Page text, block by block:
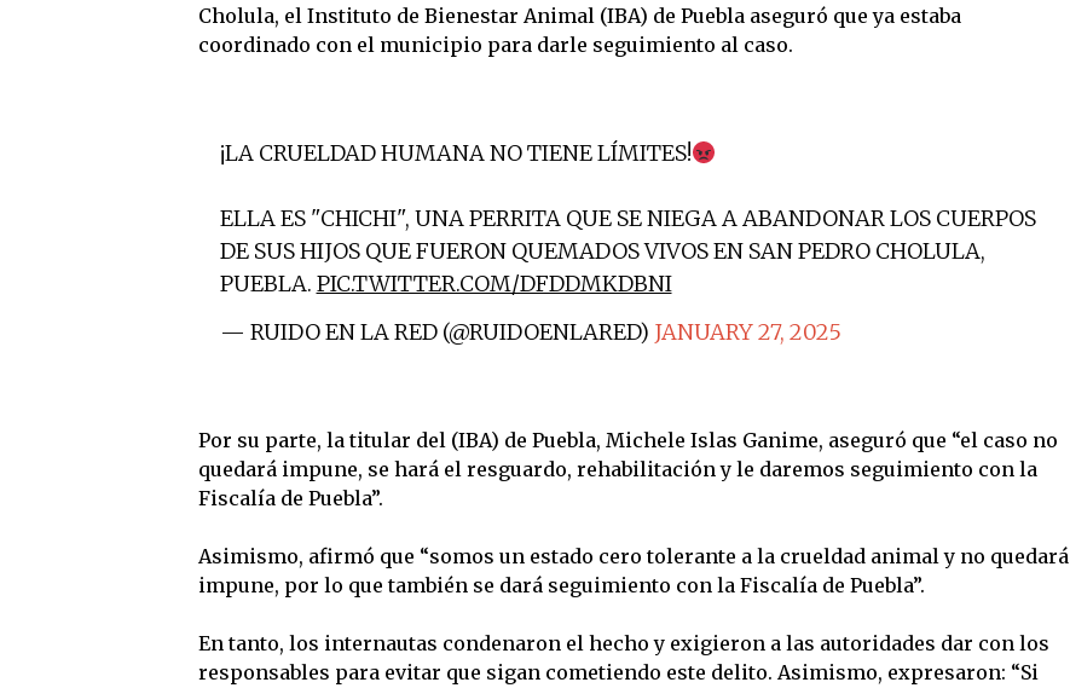
Cholula, el Instituto de Bienestar Animal (IBA) de Puebla aseguró que ya estaba
coordinado con el municipio para darle seguimiento al caso.
¡LA CRUELDAD HUMANA NO TIENE LÍMITES!
ELLA ES "CHICHI", UNA PERRITA QUE SE NIEGA A ABANDONAR LOS CUERPOS
DE SUS HIJOS QUE FUERON QUEMADOS VIVOS EN SAN PEDRO CHOLULA,
PUEBLA. PIC.TWITTER.COM/DFDDMKDBNI
— RUIDO EN LA RED (@RUIDOENLARED) JANUARY 27, 2025
Por su parte, la titular del (IBA) de Puebla, Michele Islas Ganime, aseguró que “el caso no
quedará impune, se hará el resguardo, rehabilitación y le daremos seguimiento con la
Fiscalía de Puebla”.
Asimismo, afirmó que “somos un estado cero tolerante a la crueldad animal y no quedará
impune, por lo que también se dará seguimiento con la Fiscalía de Puebla”.
En tanto, los internautas condenaron el hecho y exigieron a las autoridades dar con los
responsables para evitar que sigan cometiendo este delito. Asimismo, expresaron: “Si